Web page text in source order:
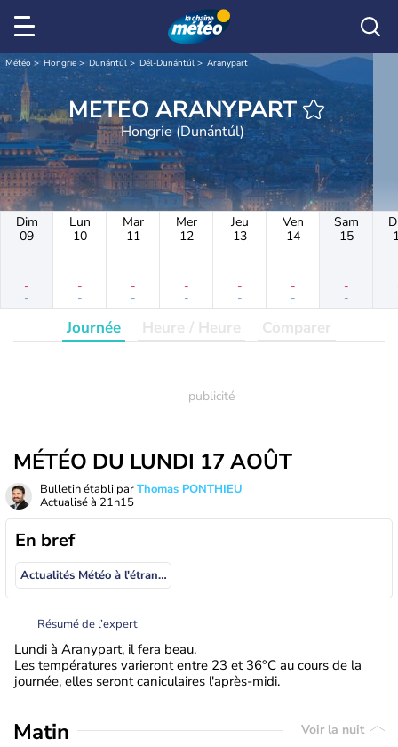
Météo Hongrie Dunántúl Dél-Dunántúl Aranypart
METEO ARANYPART
Hongrie (Dunántúl)
Dim
09
-
-
Lun
10
-
-
Mar
11
-
-
Mer
12
-
-
Jeu
13
-
-
Ven
14
-
-
Sam
15
-
-
Journée Heure / Heure Comparer
MÉTÉO DU LUNDI 17 AOÛT
Bulletin établi parThomas PONTHIEU
Actualisé à 21h15
En bref
Actualités Météo à l'étranger
Résumé de l’expert
Lundi à Aranypart, il fera beau.
Les températures varieront entre 23 et 36°C au cours de la
journée, elles seront caniculaires l'après-midi.
Matin Voir la nuit